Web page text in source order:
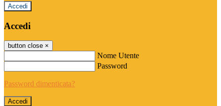
Accedi
Accedi
button close ×
Nome Utente
Password
Password dimenticata?